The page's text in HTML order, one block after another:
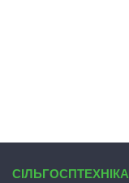
СІЛЬГОСПТЕХНІКА